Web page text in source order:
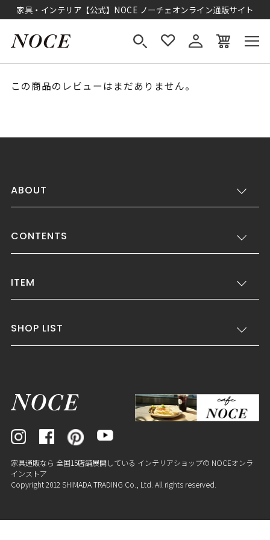
家具・インテリア【公式】NOCE ノーチェオンライン通販サイト
この商品のレビューはまだありません。
ABOUT
CONTENTS
ITEM
SHOP LIST
家具通販なら 全国15店舗展開している インテリアショップの NOCEオンラ
インストア
Copyright 2012 SHIMADA TRADING Co., Ltd. All rights reserved.